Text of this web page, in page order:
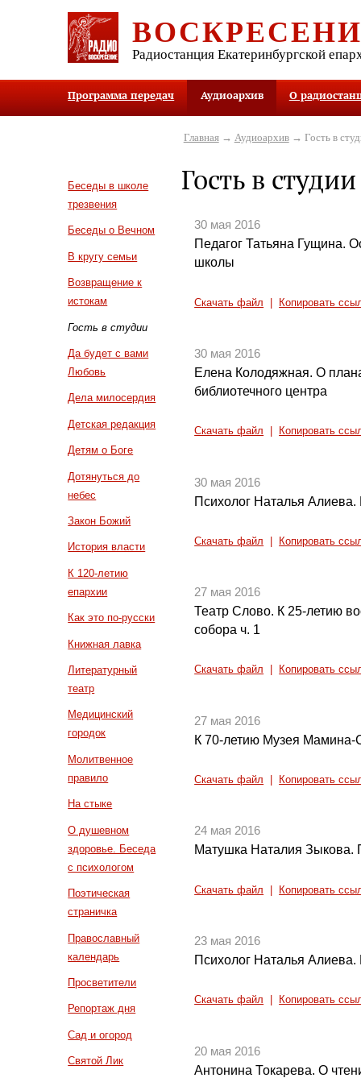
Радиостанция Екатеринбургской
Программа передач Аудиоархив О
Беседы в школе
трезвения
Беседы о Вечном
В кругу семьи
Возвращение к
истокам
Гость в студии
Да будет с вами
Любовь
Дела милосердия
Детская редакция
Детям о Боге
Дотянуться до
небес
Закон Божий
История власти
К 120-летию
епархии
Как это по-русски
Книжная лавка
Литературный
театр
Медицинский
городок
Молитвенное
правило
На стыке
О душевном
здоровье. Беседа
с психологом
Поэтическая
страничка
Православный
календарь
Просветители
Репортаж дня
Сад и огород
Святой Лик
Главная→ Аудиоархив→ Гость в
Гость в студии
30 мая 2016
Педагог Татьяна Гущина.
школы
Скачать файл Копировать
30 мая 2016
Елена Колодяжная. О
библиотечного центра
Скачать файл Копировать
30 мая 2016
Психолог Наталья Алиева.
Скачать файл Копировать
27 мая 2016
Театр Слово. К 25-летию
собора ч. 1
Скачать файл Копировать
27 мая 2016
К 70-летию Музея Мамина-
Скачать файл Копировать
24 мая 2016
Матушка Наталия Зыкова.
Скачать файл Копировать
23 мая 2016
Психолог Наталья Алиева.
Скачать файл Копировать
20 мая 2016
Антонина Токарева. О